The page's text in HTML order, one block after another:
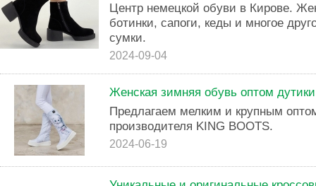
Центр немецкой обуви в Кирове.
ботинки, сапоги, кеды и многое
сумки.
2024-09-04
Женская зимняя обувь оптом
Предлагаем мелким и крупным
производителя KING BOOTS.
2024-06-19